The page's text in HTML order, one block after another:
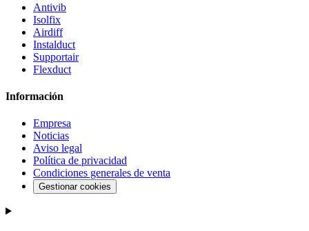
Antivib
Isolfix
Airdiff
Instalduct
Supportair
Flexduct
Información
Empresa
Noticias
Aviso legal
Política de privacidad
Condiciones generales de venta
Gestionar cookies